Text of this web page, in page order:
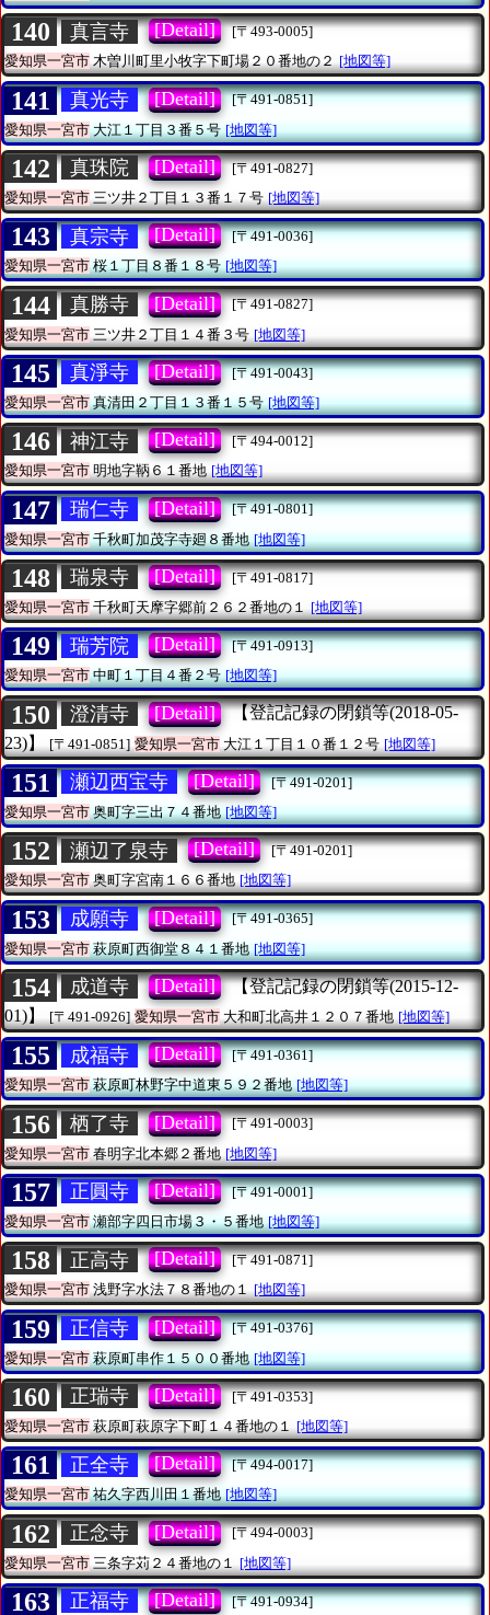
140 真言寺 [Detail]
[〒493-0005]
愛知県一宮市木曽川町里小牧字下町場２０番地の２ [地図等]
141 真光寺 [Detail]
[〒491-0851]
愛知県一宮市大江１丁目３番５号 [地図等]
142 真珠院 [Detail]
[〒491-0827]
愛知県一宮市 三ツ井２丁目１３番１７号 [地図等]
143 真宗寺 [Detail]
[〒491-0036]
愛知県一宮市桜１丁目８番１８号 [地図等]
144 真勝寺 [Detail]
[〒491-0827]
愛知県一宮市 三ツ井２丁目１４番３号 [地図等]
145 真淨寺 [Detail]
[〒491-0043]
愛知県一宮市真清田２丁目１３番１５号 [地図等]
146 神江寺 [Detail]
[〒494-0012]
愛知県一宮市明地字鞆６１番地 [地図等]
147 瑞仁寺 [Detail]
[〒491-0801]
愛知県一宮市千秋町加茂字寺廻８番地 [地図等]
148 瑞泉寺 [Detail]
[〒491-0817]
愛知県一宮市 千秋町天摩字郷前２６２番地の１ [地図等]
149 瑞芳院 [Detail]
[〒491-0913]
愛知県一宮市中町１丁目４番２号 [地図等]
150 澄清寺 [Detail]
【登記記録の閉鎖等(2018-05-
23)】
[〒491-0851] 愛知県一宮市 大江１丁目１０番１２号 [地図等]
151 瀬辺西宝寺 [Detail]
[〒491-0201]
愛知県一宮市奥町字三出７４番地 [地図等]
152 瀬辺了泉寺 [Detail]
[〒491-0201]
愛知県一宮市奥町字宮南１６６番地 [地図等]
153 成願寺 [Detail]
[〒491-0365]
愛知県一宮市萩原町西御堂８４１番地 [地図等]
154 成道寺 [Detail]
【登記記録の閉鎖等(2015-12-
01)】
[〒491-0926] 愛知県一宮市 大和町北高井１２０７番地 [地図等]
155 成福寺 [Detail]
[〒491-0361]
愛知県一宮市萩原町林野字中道東５９２番地 [地図等]
156 栖了寺 [Detail]
[〒491-0003]
愛知県一宮市 春明字北本郷２番地 [地図等]
157 正圓寺 [Detail]
[〒491-0001]
愛知県一宮市瀬部字四日市場３・５番地 [地図等]
158 正高寺 [Detail]
[〒491-0871]
愛知県一宮市浅野字水法７８番地の１ [地図等]
159 正信寺 [Detail]
[〒491-0376]
愛知県一宮市萩原町串作１５００番地 [地図等]
160 正瑞寺 [Detail]
[〒491-0353]
愛知県一宮市 萩原町萩原字下町１４番地の１ [地図等]
161 正全寺 [Detail]
[〒494-0017]
愛知県一宮市祐久字西川田１番地 [地図等]
162 正念寺 [Detail]
[〒494-0003]
愛知県一宮市 三条字苅２４番地の１ [地図等]
163 正福寺 [Detail] [〒491-0934]